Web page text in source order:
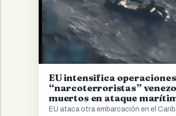
EU intensifica
“narcoterroristas”
muertos en ataque
EU ataca otra embarcación en el